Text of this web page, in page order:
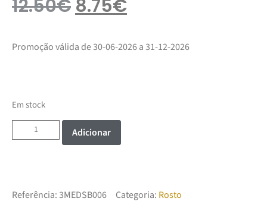
12.50€ 8.75€
Promoção válida de 30-06-2026 a 31-12-2026
Em stock
Adicionar
Referência:3MEDSB006 Categoria: Rosto